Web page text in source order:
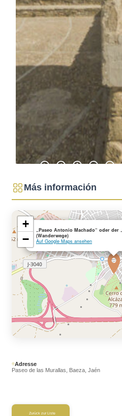
Más información
„Paseo Antonio Machado“ oder der
(Wanderwege)
Auf Google Maps ansehen
+
−
Adresse
Paseo de las Murallas, Baeza, Jaén
Zurück zur Liste